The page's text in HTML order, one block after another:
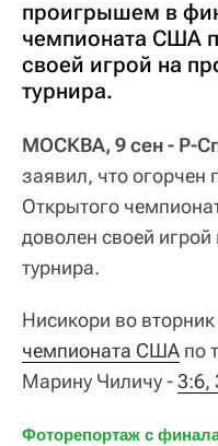
проигрышем в
чемпионата США
своей игрой на
турнира.
МОСКВА, 9 сен - Р-
заявил, что
Открытого
доволен своей
турнира.
Нисикори во
чемпионата США по
Марину Чиличу -3:6,
Фоторепортаж с